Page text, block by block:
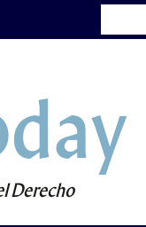
Derecho